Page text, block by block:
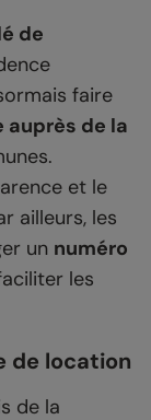
de
faire
de la
et le
ailleurs, les
un numéro
les
de location
de la